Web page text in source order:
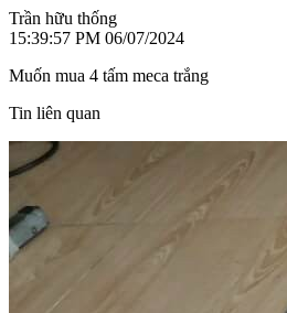
Trần hữu thống
15:39:57 PM 06/07/2024
Muốn mua 4 tấm meca trắng
Tin liên quan